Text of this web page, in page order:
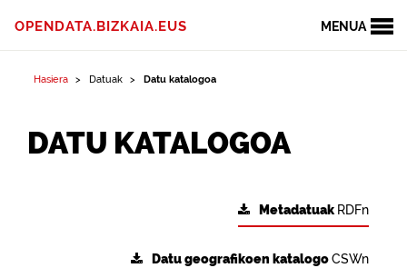
MENUA
OPENDATA.BIZKAIA.EUS
Hasiera Datuak Datu katalogoa
DATU KATALOGOA
Metadatuak RDFn
Datu geografikoen katalogoCSWn